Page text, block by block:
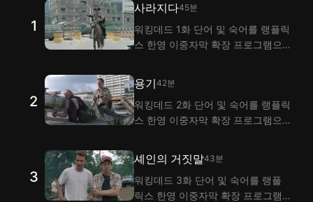
1
사라지다45분
워킹데드 1화 단어 및 숙어를 랭플릭
스 한영 이중자막 확장 프로그램으
해석을 제공해요.
2
용기42분
워킹데드 2화 단어 및 숙어를 랭플릭
스 한영 이중자막 확장 프로그램으
해석을 제공해요.
3
셰인의 거짓말43분
워킹데드 3화 단어 및 숙어를 랭플
릭스 한영 이중자막 확장 프로그램